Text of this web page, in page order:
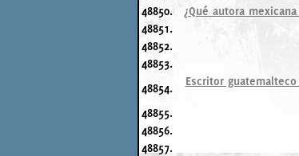
48850.
¿Qué autora
48851.
48852.
48853.
48854.
Escritor
48855.
48856.
48857.